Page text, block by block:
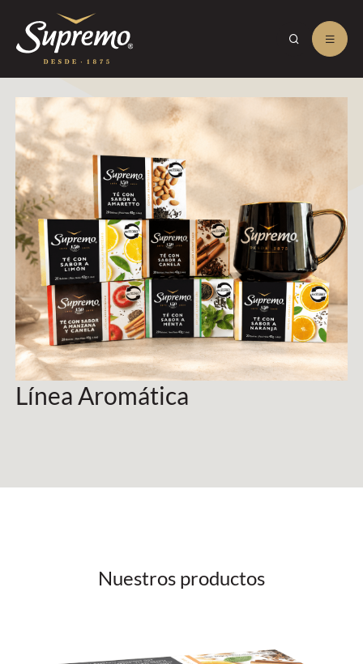
Línea Aromática
Nuestros productos